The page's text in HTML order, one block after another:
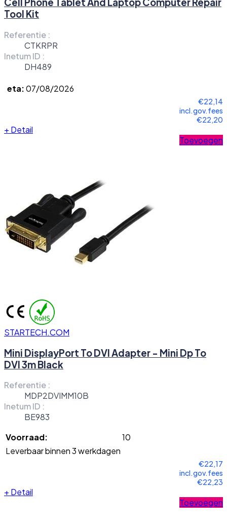
Cell Phone Tablet And Laptop Computer Repair
Tool Kit
Referentie :
CTKRPR
Inetum ID :
DH489
eta:07/08/2026
€22,14
incl.gov.fees
€22,20
+ Detail
Toevoegen
STARTECH.COM
Mini DisplayPort To DVI Adapter - Mini Dp To
DVI 3m Black
Referentie :
MDP2DVIMM10B
Inetum ID :
BE983
Voorraad:
10
Leverbaar binnen 3 werkdagen
€22,17
incl.gov.fees
€22,23
+ Detail
Toevoegen